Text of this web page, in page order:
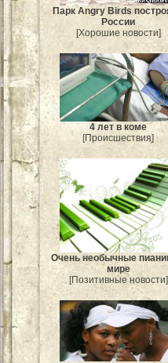
Парк Angry Birds
России
[Хорошие новости]
4 лет в коме
[Происшествия]
Очень необычные
мире
[Позитивные новости]